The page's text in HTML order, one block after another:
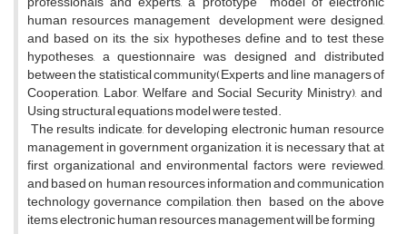
human resources management development were designed,
and based on its, the six hypotheses define and to test these
hypotheses, a questionnaire was designed and distributed
between the statistical community(Experts and line managers of
Cooperation, Labor, Welfare and Social Security Ministry), and
Using structural equations model were tested.
The results indicate, for developing electronic human resource
management in government organization, it is necessary that, at
first organizational and environmental factors were reviewed,
and based on human resources information and communication
technology governance compilation, then based on the above
items electronic human resources management will be forming